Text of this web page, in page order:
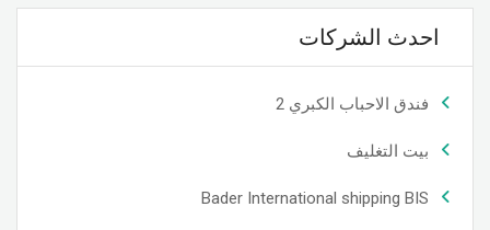
احدث الشركات
فندق الاحباب الكبري 2
بيت التغليف
Bader International shipping BIS